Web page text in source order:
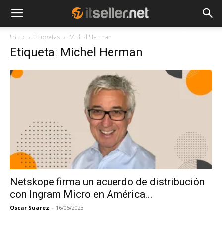
NOTICIAS TENDENCIAS
Inicio Etiquetas Michel Herman
Etiqueta: Michel Herman
Netskope firma un acuerdo de distribución
con Ingram Micro en América...
Oscar Suarez - 16/05/2023